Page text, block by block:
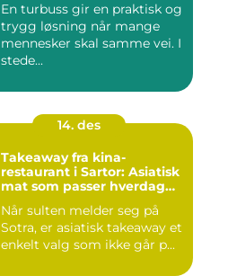
En turbuss gir en praktisk og
trygg løsning når mange
mennesker skal samme vei. I
stede...
14. des
Takeaway fra kina-
restaurant i Sartor: Asiatisk
mat som passer hverdag
Når sulten melder seg på
Sotra, er asiatisk takeaway et
enkelt valg som ikke går p...